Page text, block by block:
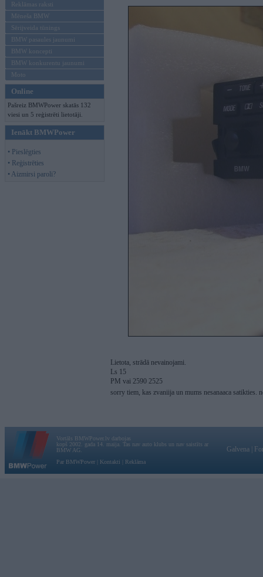
Reklāmas raksti
Mēneša BMW
Sērijveida tūnings
BMW pasaules jaunumi
BMW koncepti
BMW konkurentu jaunumi
Moto
Online
Pašreiz BMWPower skatās 132
viesi un 5 reģistrēti lietotāji.
Ienākt BMWPower
• Pieslēgties
• Reģistrēties
• Aizmirsi paroli?
Lietota, strādā nevainojami.
Ls 15
PM vai 2590 2525
sorry tiem, kas zvaniija un mums nesanaaca satikties.
Vortāls BMWPower.lv darbojas
kopš 2002. gada 14. maija. Tas nav auto klubs un nav saistīts ar
BMW AG.
Par BMWPower
Kontakti Reklāma
Galvena